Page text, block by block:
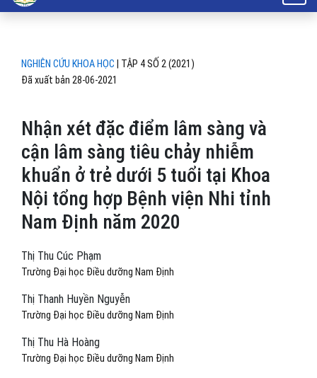
NGHIÊN CỨU KHOA HỌC TẬP 4 SỐ 2 (2021)
Nhận xét đặc điểm lâm sàng và
cận lâm sàng tiêu chảy nhiễm
khuẩn ở trẻ dưới 5 tuổi tại Khoa
Nội tổng hợp Bệnh viện Nhi tỉnh
Nam Định năm 2020
Đã xuất bản 28-06-2021
Thị Thu Cúc Phạm
Trường Đại học Điều dưỡng Nam Định
Thị Thanh Huyền Nguyễn
Trường Đại học Điều dưỡng Nam Định
Thị Thu Hà Hoàng
Trường Đại học Điều dưỡng Nam Định